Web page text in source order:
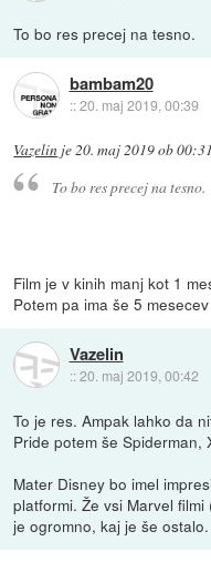
To bo res precej na tesno.
bambam20
::20. maj 2019, 00:39
Vazelin je20. maj 2019 ob 00:31
To bo res precej na tesno.
Film je v kinih manj kot 1
Potem pa ima še 5
Vazelin
::20. maj 2019, 00:42
To je res. Ampak lahko da
Pride potem še Spiderman,
Mater Disney bo imel
platformi. Že vsi Marvel
je ogromno, kaj je še ostalo.